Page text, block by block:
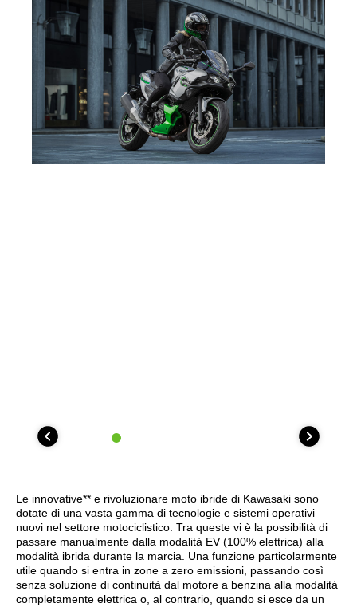
Le innovative** e rivoluzionare moto ibride di Kawasaki sono
dotate di una vasta gamma di tecnologie e sistemi operativi
nuovi nel settore motociclistico. Tra queste vi è la possibilità di
passare manualmente dalla modalità EV (100% elettrica) alla
modalità ibrida durante la marcia. Una funzione particolarmente
utile quando si entra in zone a zero emissioni, passando così
senza soluzione di continuità dal motore a benzina alla modalità
completamente elettrica o, al contrario, quando si esce da un